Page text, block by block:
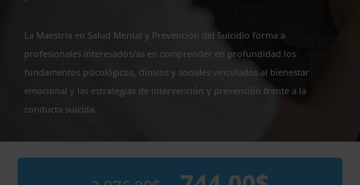
La Maestría en Salud Mental y Prevención del Suicidio forma a
profesionales interesados/as en comprender en profundidad los
fundamentos psicológicos, clínicos y sociales vinculados al bienestar
emocional y las estrategias de intervención y prevención frente a la
conducta suicida.